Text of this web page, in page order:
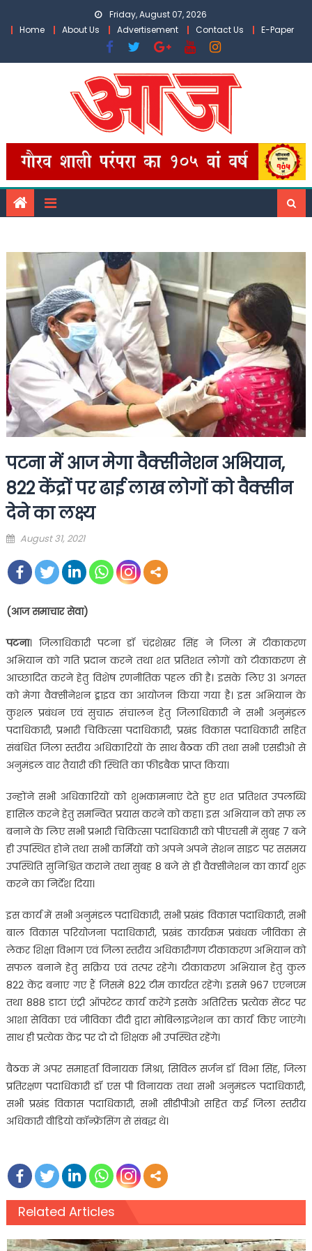
Friday, August 07, 2026
Home
About Us Advertisement Contact Us E-Paper
पटना में आज मेगा वैक्सीनेशन अभियान,
822 केंद्रों पर ढाई लाख लोगों को वैक्सीन
देने का लक्ष्य
Posted
August 31, 2021
(आज समाचार सेवा)
पटना। जिलाधिकारी पटना डॉ चंद्रशेखर सिंह ने जिला में टीकाकरण
अभियान को गति प्रदान करने तथा शत प्रतिशत लोगों को टीकाकरण से
आच्छादित करने हेतु विशेष रणनीतिक पहल की है। इसके लिए 31 अगस्त
को मेगा वैक्सीनेशन ड्राइव का आयोजन किया गया है। इस अभियान के
कुशल प्रबंधन एवं सुचारु संचालन हेतु जिलाधिकारी ने सभी अनुमंडल
पदाधिकारी, प्रभारी चिकित्सा पदाधिकारी, प्रखंड विकास पदाधिकारी सहित
संबंधित जिला स्तरीय अधिकारियों के साथ बैठक की तथा सभी एसडीओ से
अनुमंडल वार तैयारी की स्थिति का फीडबैक प्राप्त किया।
उन्होंने सभी अधिकारियों को शुभकामनाएं देते हुए शत प्रतिशत उपलब्धि
हासिल करने हेतु समन्वित प्रयास करने को कहा। इस अभियान को सफ ल
बनाने के लिए सभी प्रभारी चिकित्सा पदाधिकारी को पीएचसी में सुबह 7 बजे
ही उपस्थित होने तथा सभी कर्मियों को अपने अपने सेशन साइट पर ससमय
उपस्थिति सुनिश्चित कराने तथा सुबह 8 बजे से ही वैक्सीनेशन का कार्य शुरू
करने का निर्देश दिया।
इस कार्य में सभी अनुमंडल पदाधिकारी, सभी प्रखंड विकास पदाधिकारी, सभी
बाल विकास परियोजना पदाधिकारी, प्रखंड कार्यक्रम प्रबंधक जीविका से
लेकर शिक्षा विभाग एवं जिला स्तरीय अधिकारीगण टीकाकरण अभियान को
सफल बनाने हेतु सक्रिय एवं तत्पर रहेगे। टीकाकरण अभियान हेतु कुल
822 केंद्र बनाए गए हैं जिसमें 822 टीम कार्यरत रहेंगे। इसमे 967 एएनएम
तथा 888 डाटा एंट्री ऑपरेटर कार्य करेंगे इसके अतिरिक्त प्रत्येक सेंटर पर
आशा सेविका एवं जीविका दीदी द्वारा मोबिलाइजेशन का कार्य किए जाएंगे।
साथ ही प्रत्येक केंद्र पर दो दो शिक्षक भी उपस्थित रहेंगे।
बैठक में अपर समाहर्ता विनायक मिश्रा, सिविल सर्जन डॉ विभा सिंह, जिला
प्रतिरक्षण पदाधिकारी डॉ एस पी विनायक तथा सभी अनुमंडल पदाधिकारी,
सभी प्रखंड विकास पदाधिकारी, सभी सीडीपीओ सहित कई जिला स्तरीय
अधिकारी वीडियो कॉन्फ्रेंसिंग से संबद्ध थे।
Related Articles